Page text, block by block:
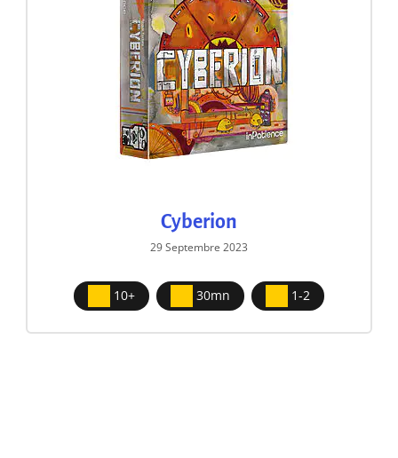
Cyberion
29 Septembre 2023
10+ 30mn 1-2